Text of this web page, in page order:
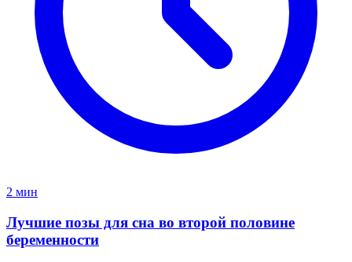
2 мин
Лучшие позы для сна во второй половине
беременности